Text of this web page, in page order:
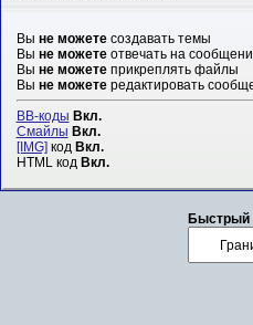
Вы не можетесоздавать темы
Вы не можетеотвечать на
Вы не можетеприкреплять файлы
Вы не можетередактировать
BB-коды Вкл.
Смайлы Вкл.
[IMG] код Вкл.
HTML код Вкл.
Быстрый